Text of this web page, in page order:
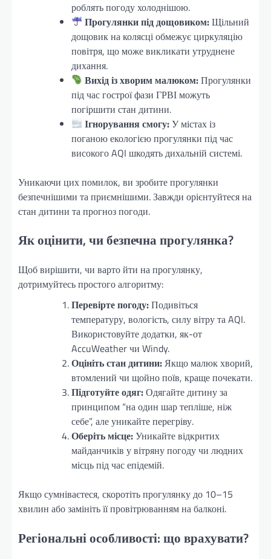
роблять погоду холоднішою.
Прогулянки під дощовиком:Щільний
дощовик на колясці обмежує циркуляцію
повітря, що може викликати утруднене
дихання.
Вихід із хворим малюком:Прогулянки
під час гострої фази ГРВІ можуть
погіршити стан дитини.
Ігнорування смогу:У містах із
поганою екологією прогулянки під час
високого AQI шкодять дихальній системі.
Уникаючи цих помилок, ви зробите прогулянки
безпечнішими та приємнішими. Завжди орієнтуйтеся на
стан дитини та прогноз погоди.
Як оцінити, чи безпечна прогулянка?
Щоб вирішити, чи варто йти на прогулянку,
дотримуйтесь простого алгоритму:
Перевірте погоду:Подивіться
температуру, вологість, силу вітру та AQI.
Використовуйте додатки, як-от
AccuWeather чи Windy.
Оцініть стан дитини:Якщо малюк хворий,
втомлений чи щойно поїв, краще почекати.
Підготуйте одяг:Одягайте дитину за
принципом “на один шар тепліше, ніж
себе”, але уникайте перегріву.
Оберіть місце:Уникайте відкритих
майданчиків у вітряну погоду чи людних
місць під час епідемій.
Якщо сумніваєтеся, скоротіть прогулянку до 10–15
хвилин або замініть її провітрюванням на балконі.
Регіональні особливості: що врахувати?